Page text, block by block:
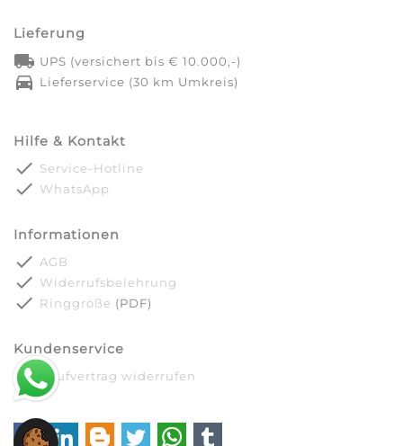
Lieferung
local_shipping UPS (versichert bis € 10.000,-)
directions_car Lieferservice (30 km Umkreis)
Hilfe & Kontakt
done Service-Hotline
done WhatsApp
Informationen
done AGB
done Widerrufsbelehrung
done Ringgröße (PDF)
Kundenservice
done Kaufvertrag widerrufen